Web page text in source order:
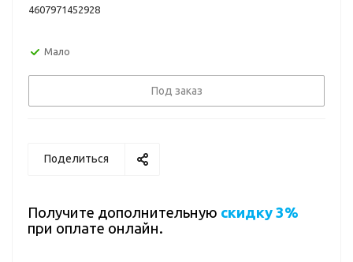
4607971452928
Мало
Под заказ
Поделиться
Получите дополнительную скидку 3%
при оплате онлайн.